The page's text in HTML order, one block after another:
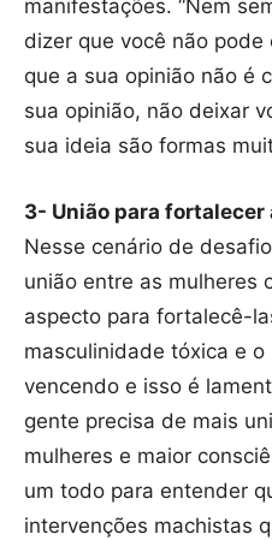
manifestações. “Nem
dizer que você não pode
que a sua opinião não é
sua opinião, não deixar
sua ideia são formas
3- União para
Nesse cenário de
união entre as mulheres
aspecto para fortalecê-
masculinidade tóxica e
vencendo e isso é
gente precisa de mais
mulheres e maior
um todo para entender
intervenções machistas